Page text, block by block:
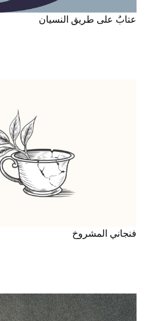
عتابٌ على طريق النسيان
فنجاني المشروخ